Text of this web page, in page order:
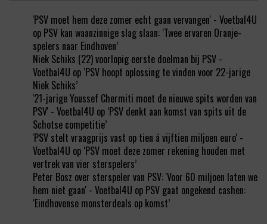
'PSV moet hem deze zomer echt gaan vervangen' - Voetbal4U
op PSV kan waanzinnige slag slaan: ‘Twee ervaren Oranje-
spelers naar Eindhoven’
Niek Schiks (22) voorlopig eerste doelman bij PSV -
Voetbal4U op ‘PSV hoopt oplossing te vinden voor 22-jarige
Niek Schiks’
'21-jarige Youssef Chermiti moet de nieuwe spits worden van
PSV' - Voetbal4U op ‘PSV denkt aan komst van spits uit de
Schotse competitie’
'PSV stelt vraagprijs vast op tien á vijftien miljoen euro' -
Voetbal4U op ‘PSV moet deze zomer rekening houden met
vertrek van vier sterspelers’
Peter Bosz over sterspeler van PSV: 'Voor 60 miljoen laten we
hem niet gaan' - Voetbal4U op PSV gaat ongekend cashen:
‘Eindhovense monsterdeals op komst’